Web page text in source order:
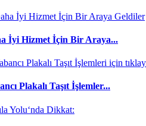
İyi Hizmet İçin Bir Araya...
Plakalı Taşıt İşlemler...